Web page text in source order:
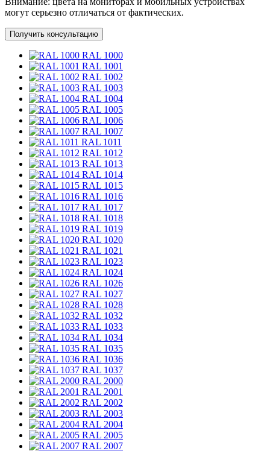
могут серьезно отличаться от фактических.
Получить консультацию
RAL 1000
RAL 1001
RAL 1002
RAL 1003
RAL 1004
RAL 1005
RAL 1006
RAL 1007
RAL 1011
RAL 1012
RAL 1013
RAL 1014
RAL 1015
RAL 1016
RAL 1017
RAL 1018
RAL 1019
RAL 1020
RAL 1021
RAL 1023
RAL 1024
RAL 1026
RAL 1027
RAL 1028
RAL 1032
RAL 1033
RAL 1034
RAL 1035
RAL 1036
RAL 1037
RAL 2000
RAL 2001
RAL 2002
RAL 2003
RAL 2004
RAL 2005
RAL 2007